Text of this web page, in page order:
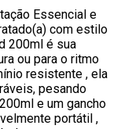
Essencial e
com estilo
200ml é sua
ou para o ritmo
resistente , ela
pesando
e um gancho
portátil ,